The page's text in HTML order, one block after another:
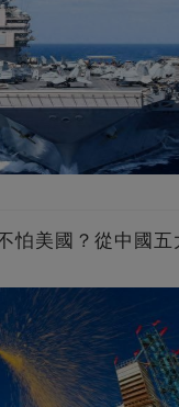
怕美國？從中國五